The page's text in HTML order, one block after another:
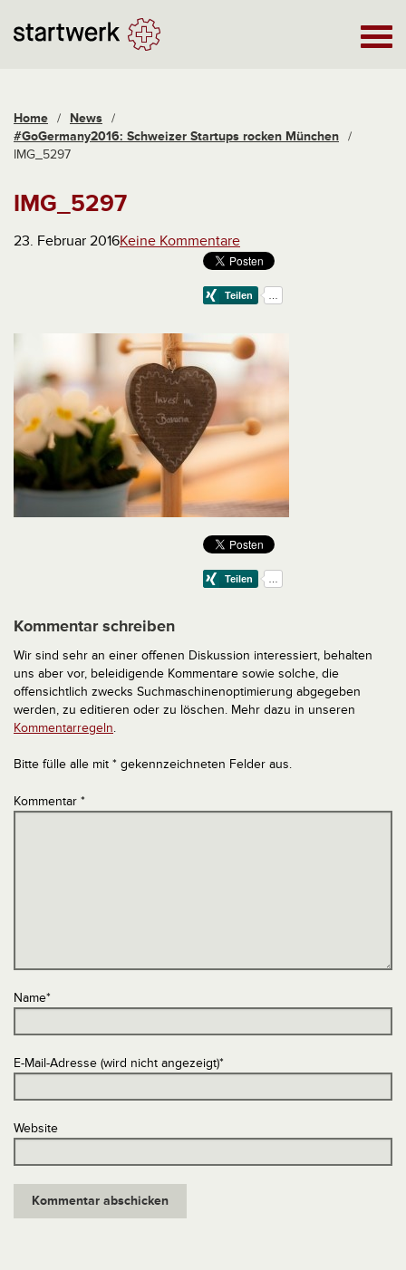
Home / News /
#GoGermany2016: Schweizer Startups rocken München /
IMG_5297
IMG_5297
23. Februar 2016Keine Kommentare
Kommentar schreiben
Wir sind sehr an einer offenen Diskussion interessiert, behalten
uns aber vor, beleidigende Kommentare sowie solche, die
offensichtlich zwecks Suchmaschinenoptimierung abgegeben
werden, zu editieren oder zu löschen. Mehr dazu in unseren
Kommentarregeln.
Bitte fülle alle mit * gekennzeichneten Felder aus.
Kommentar *
Name*
E-Mail-Adresse (wird nicht angezeigt)*
Website